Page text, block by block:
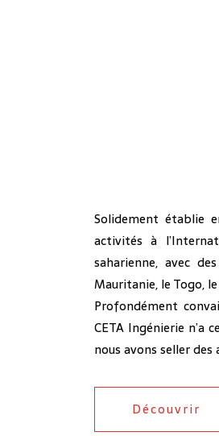
Solidement établie
activités à
saharienne, avec
Mauritanie, le Togo,
Profondément
CETA Ingénierie n’a
nous avons seller
Découvrir